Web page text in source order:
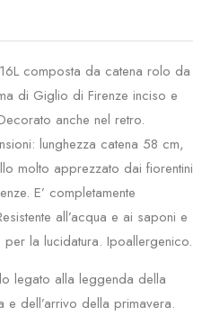
composta da catena rolo da
di Giglio di Firenze inciso e
anche nel retro.
lunghezza catena 58 cm,
molto apprezzato dai fiorentini
E’ completamente
all’acqua e ai saponi e
per la lucidatura. Ipoallergenico.
legato alla leggenda della
e dell’arrivo della primavera.